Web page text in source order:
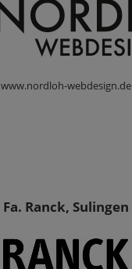
www.nordloh-webdesign.de
Fa. Ranck, Sulingen